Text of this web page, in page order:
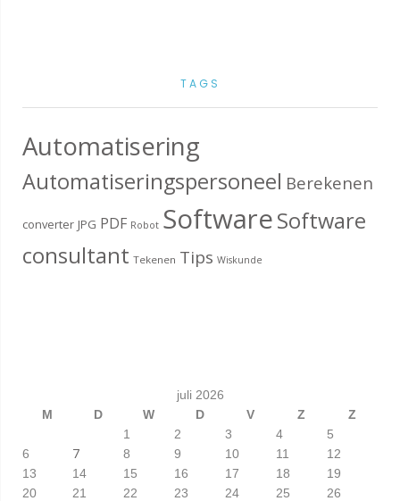
TAGS
Automatisering
Automatiseringspersoneel Berekenen
converter JPG PDF Robot SoftwareSoftware
consultant Tekenen Tips Wiskunde
juli 2026
M
D W D V Z
Z
1
2 3 4
5
6
7 8 9 10 11
12
13
14 15 16 17 18
19
20
21 22 23 24 25 26